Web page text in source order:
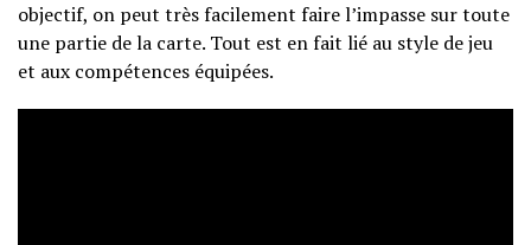
objectif, on peut très facilement faire l’impasse sur toute
une partie de la carte. Tout est en fait lié au style de jeu
et aux compétences équipées.